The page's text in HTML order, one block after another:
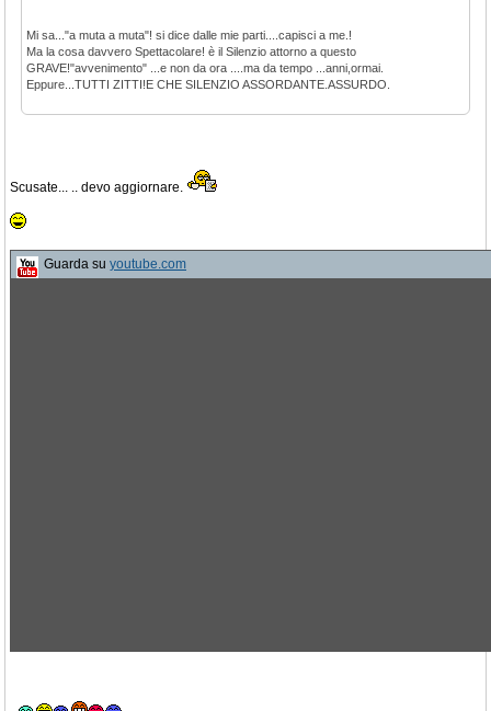
Mi sa..."a muta a muta"! si dice dalle mie parti....capisci a me.!
Ma la cosa davvero Spettacolare! è il Silenzio attorno a questo
GRAVE!"avvenimento" ...e non da ora ....ma da tempo ...anni,ormai.
Eppure...TUTTI ZITTI!E CHE SILENZIO ASSORDANTE.ASSURDO.
Scusate... .. devo aggiornare.
Guarda su youtube.com